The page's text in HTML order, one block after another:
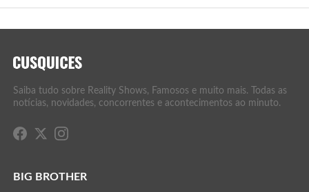
Saiba tudo sobre Reality Shows, Famosos e muito mais. Todas as
notícias, novidades, concorrentes e acontecimentos ao minuto.
BIG BROTHER